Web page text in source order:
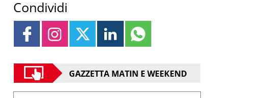
Condividi
GAZZETTA MATIN E WEEKEND